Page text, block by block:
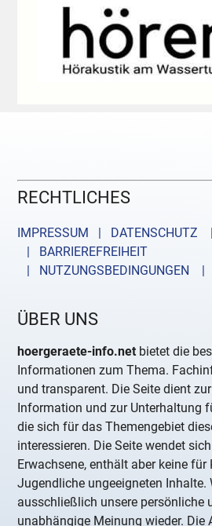
RECHTLICHES
IMPRESSUM | DATENSCHUTZ |
| BARRIEREFREIHEIT
| NUTZUNGSBEDINGUNGEN
|
ÜBER UNS
hoergeraete-info.net bietet die
Informationen zum Thema.
und transparent. Die Seite dient
Information und zur Unterhaltung
die sich für das Themengebiet
interessieren. Die Seite wendet
Erwachsene, enthält aber keine für
Jugendliche ungeeigneten Inhalte.
ausschließlich unsere persönliche
unabhängige Meinung wieder. Die